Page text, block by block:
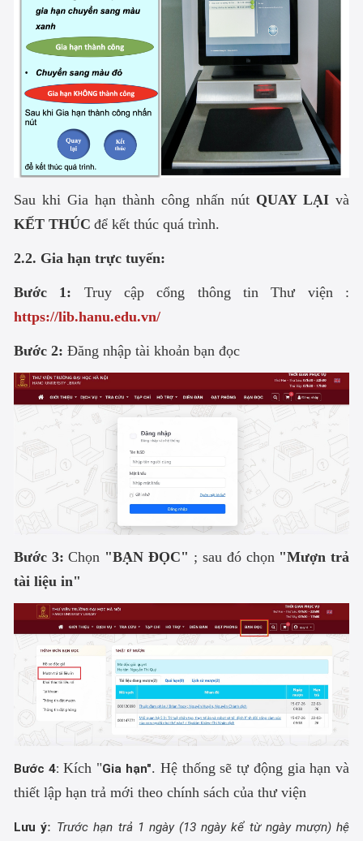
Sau khi Gia hạn thành công nhấn nút QUAY LẠI và
KẾT THÚC để kết thúc quá trình.
2.2. Gia hạn trực tuyến:
Bước 1: Truy cập cổng thông tin Thư viện :
https://lib.hanu.edu.vn/
Bước 2: Đăng nhập tài khoản bạn đọc
Bước 3: Chọn "BẠN ĐỌC" ; sau đó chọn "Mượn trả
tài liệu in"
Bước 4: Kích "Gia hạn". Hệ thống sẽ tự động gia hạn và
thiết lập hạn trả mới theo chính sách của thư viện
Lưu ý: Trước hạn trả 1 ngày (13 ngày kể từ ngày mượn) hệ